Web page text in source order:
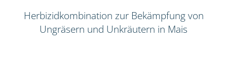
Herbizidkombination zur Bekämpfung von
Ungräsern und Unkräutern in Mais